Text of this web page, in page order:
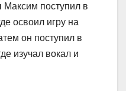
поступил в
освоил игру на
он поступил в
изучал вокал и